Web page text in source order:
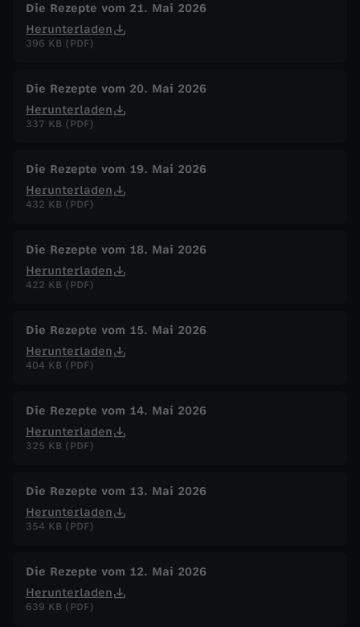
Die Rezepte vom 21. Mai 2026
Herunterladen
396 KB (PDF)
Die Rezepte vom 20. Mai 2026
Herunterladen
337 KB (PDF)
Die Rezepte vom 19. Mai 2026
Herunterladen
432 KB (PDF)
Die Rezepte vom 18. Mai 2026
Herunterladen
422 KB (PDF)
Die Rezepte vom 15. Mai 2026
Herunterladen
404 KB (PDF)
Die Rezepte vom 14. Mai 2026
Herunterladen
325 KB (PDF)
Die Rezepte vom 13. Mai 2026
Herunterladen
354 KB (PDF)
Die Rezepte vom 12. Mai 2026
Herunterladen
639 KB (PDF)